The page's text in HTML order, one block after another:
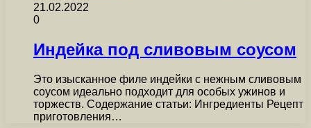
21.02.2022
0
Индейка под сливовым соусом
Это изысканное филе индейки с нежным сливовым
соусом идеально подходит для особых ужинов и
торжеств. Содержание статьи: Ингредиенты Рецепт
приготовления…